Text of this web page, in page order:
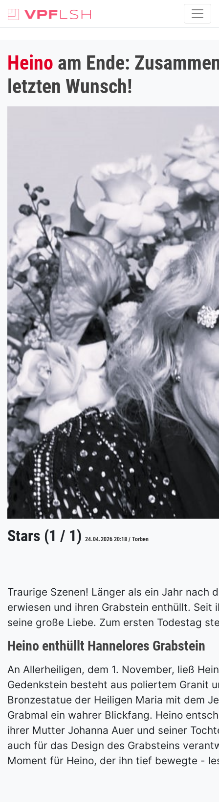
Heino am Ende:
letzten Wunsch!
Stars (1 / 1) 24.04.2026 20:18 / Torben
Traurige Szenen! Länger als ein Jahr nach
erwiesen und ihren Grabstein enthüllt.
seine große Liebe. Zum ersten Todestag
Heino enthüllt Hannelores Grabstein
An Allerheiligen, dem 1. November, ließ
Gedenkstein besteht aus poliertem Granit
Bronzestatue der Heiligen Maria mit dem
Grabmal ein wahrer Blickfang. Heino
ihrer Mutter Johanna Auer und seiner
auch für das Design des Grabsteins
Moment für Heino, der ihn tief bewegte -